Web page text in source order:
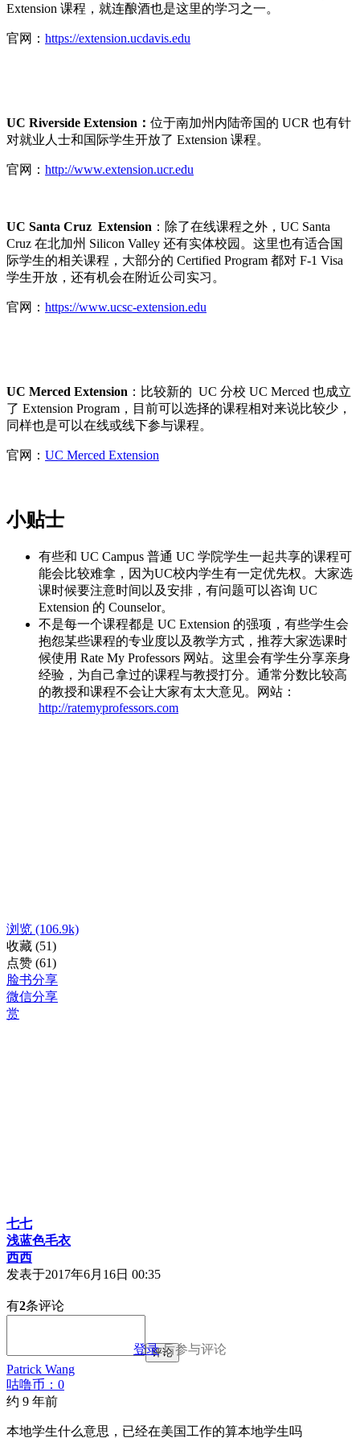
Extension 课程，就连酿酒也是这里的学习之一。
官网： https://extension.ucdavis.edu
UC Riverside Extension： 位于南加州内陆帝国的 UCR 也有针
对就业人士和国际学生开放了 Extension 课程。
官网： http://www.extension.ucr.edu
UC Santa Cruz Extension ：除了在线课程之外，UC Santa
Cruz 在北加州 Silicon Valley 还有实体校园。这里也有适合国
际学生的相关课程，大部分的 Certified Program 都对 F-1 Visa
学生开放，还有机会在附近公司实习。
官网： https://www.ucsc-extension.edu
UC Merced Extension ：比较新的 UC 分校 UC Merced 也成立
了 Extension Program，目前可以选择的课程相对来说比较少，
同样也是可以在线或线下参与课程。
官网： UC Merced Extension
小贴士
有些和 UC Campus 普通 UC 学院学生一起共享的课程可
能会比较难拿，因为UC校内学生有一定优先权。大家选
课时候要注意时间以及安排，有问题可以咨询 UC
Extension 的 Counselor。
不是每一个课程都是 UC Extension 的强项，有些学生会
抱怨某些课程的专业度以及教学方式，推荐大家选课时
候使用 Rate My Professors 网站。这里会有学生分享亲身
经验，为自己拿过的课程与教授打分。通常分数比较高
的教授和课程不会让大家有太大意见。网站：
http://ratemyprofessors.com
浏览 (106.9k)
收藏 (51)
点赞 (61)
脸书分享
微信分享
赏
七七
浅蓝色毛衣
西西
发表于2017年6月16日 00:35
有2条评论
登录后参与评论
评论
Patrick Wang
咕噜币：0
约 9 年前
本地学生什么意思，已经在美国工作的算本地学生吗